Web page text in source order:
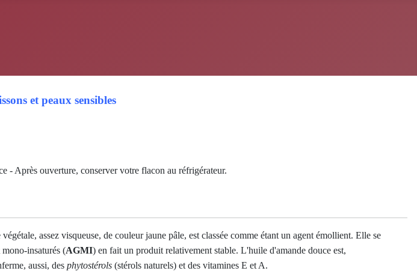
et peaux sensibles
- Après ouverture, conserver votre flacon au réfrigérateur.
assez visqueuse, de couleur jaune pâle, est classée comme étant un agent émollient. Elle se
mono-insaturés (AGMI) en fait un produit relativement stable. L'huile d'amande douce est,
aussi, des phytostérols (stérols naturels) et des vitamines E et A.